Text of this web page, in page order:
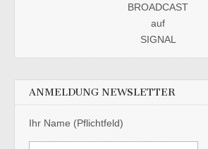
BROADCAST
auf
SIGNAL
ANMELDUNG NEWSLETTER
Ihr Name (Pflichtfeld)